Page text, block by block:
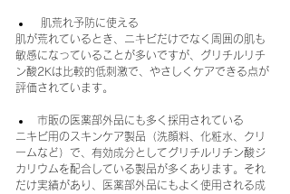
肌荒れ予防に使える
肌が荒れているとき、ニキビだけでなく周囲の肌も
敏感になっていることが多いですが、グリチルリチ
ン酸2Kは比較的低刺激で、やさしくケアできる点が
評価されています。
市販の医薬部外品にも多く採用されている
ニキビ用のスキンケア製品（洗顔料、化粧水、クリ
ームなど）で、有効成分としてグリチルリチン酸ジ
カリウムを配合している製品が多くあります。それ
だけ実績があり、医薬部外品にもよく使用される成